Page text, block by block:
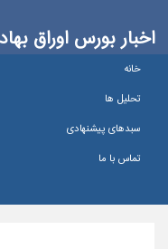
اخبار بورس اوراق
خانه
تحلیل ها
سبدهای پیشنهادی
تماس با ما